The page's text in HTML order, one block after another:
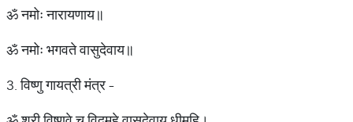
ॐ नमोः नारायणाय॥
ॐ नमोः भगवते वासुदेवाय॥
3. विष्णु गायत्री मंत्र -